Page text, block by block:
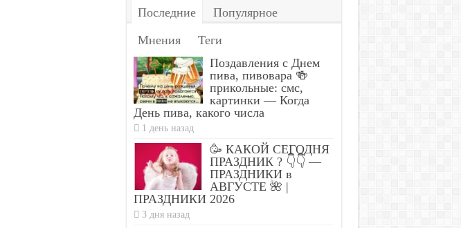
Последние
Популярное
Мнения
Теги
Поздавления с Днем
пива, пивовара 🍻
прикольные: смс,
картинки — Когда
День пива, какого числа
1 день назад
🥳 КАКОЙ СЕГОДНЯ
ПРАЗДНИК ? 👇👇 —
ПРАЗДНИКИ в
АВГУСТЕ 🌺 |
ПРАЗДНИКИ 2026
3 дня назад